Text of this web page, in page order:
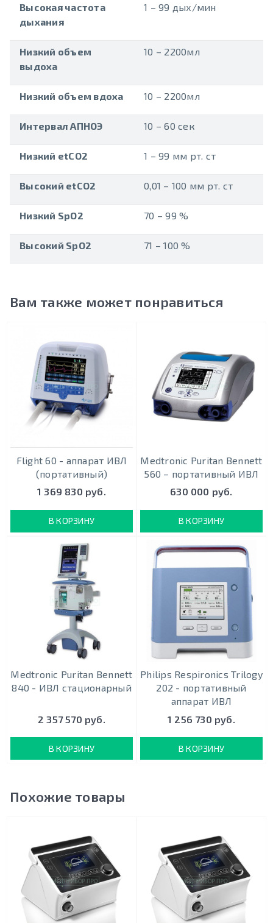
Высокая частота
дыхания
1 – 99 дых/мин
Низкий объем
выдоха
10 – 2200мл
Низкий объем вдоха 10 – 2200мл
Интервал АПНОЭ 10 – 60 сек
Низкий etCO2 1 – 99 мм рт. ст
Высокий etCO2 0,01 – 100 мм рт. ст
Низкий SpO2 70 – 99 %
Высокий SpO2 71 – 100 %
Вам также может понравиться
Flight 60 - аппарат ИВЛ
(портативный)
1 369 830 руб.
В КОРЗИНУ
Medtronic Puritan Bennett
560 – портативный ИВЛ
630 000 руб.
В КОРЗИНУ
Medtronic Puritan Bennett
840 - ИВЛ стационарный
2 357 570 руб.
В КОРЗИНУ
Philips Respironics Trilogy
202 - портативный
аппарат ИВЛ
1 256 730 руб.
В КОРЗИНУ
Похожие товары